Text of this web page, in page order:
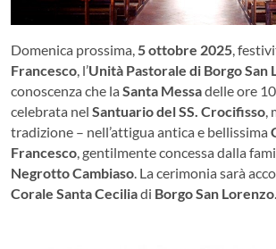
Domenica prossima,5 ottobre 2025,
Francesco, l’Unità Pastorale di Borgo San
conoscenza che la Santa Messadelle ore
celebrata nel Santuario del SS. Crocifisso,
tradizione – nell’attigua antica e bellissima
Francesco, gentilmente concessa dalla
Negrotto Cambiaso. La cerimonia sarà
Corale Santa Ceciliadi Borgo San Lorenzo.